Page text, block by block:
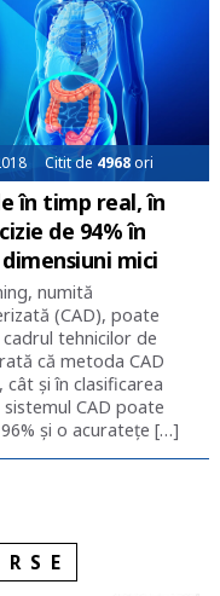
Citit de4968ori
în timp real, în
de 94% în
mici
numită
(CAD), poate
tehnicilor de
că metoda CAD
și în clasificarea
CAD poate
și o acuratețe […]